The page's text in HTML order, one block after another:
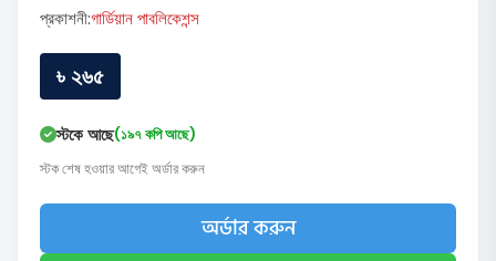
প্রকাশনী:গার্ডিয়ান পাবলিকেশন্স
৳ ২৬৫
স্টকে আছে(১৯৭ কপি আছে)
স্টক শেষ হওয়ার আগেই অর্ডার করুন
অর্ডার করুন